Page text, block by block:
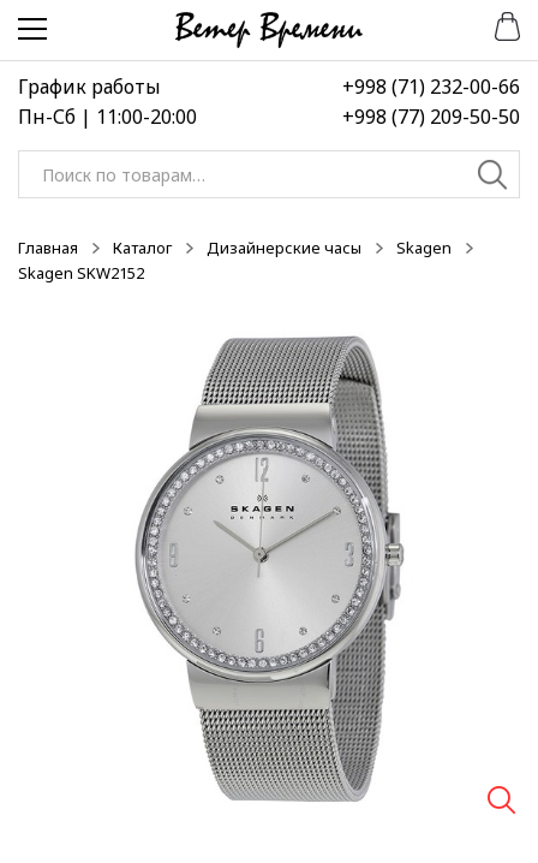
Перейти
навигации
Перейти
содержимому
График работы
Пн-Сб | 11:00-20:00
+998 (71) 232-00-66
+998 (77) 209-50-50
Искать:
Главная Каталог Дизайнерские часы
Skagen
Skagen SKW2152
-50%
-50%
-50%